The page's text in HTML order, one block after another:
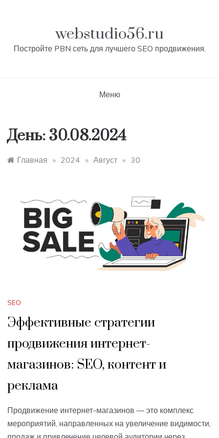
webstudio56.ru
Постройте PBN сеть для лучшего SEO продвижения.
Меню
День: 30.08.2024
Главная » 2024 » Август » 30
SEO
Эффективные стратегии
продвижения интернет-
магазинов: SEO, контент и
реклама
Продвижение интернет-магазинов — это комплекс
мероприятий, направленных на увеличение видимости,